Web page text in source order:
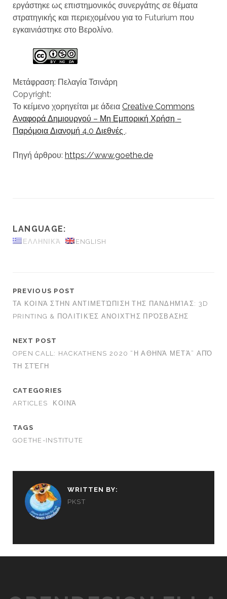
εργάστηκε ως επιστημονικός συνεργάτης σε θέματα
στρατηγικής και περιεχομένου για το Futurium που
εγκαινιάστηκε στο Βερολίνο.
Μετάφραση: Πελαγία Τσινάρη
Copyright:
Το κείμενο χορηγείται με άδεια Creative Commons
Αναφορά Δημιουργού – Μη Εμπορική Χρήση –
Παρόμοια Διανομή 4.0 Διεθνές .
Πηγή άρθρου: https://www.goethe.de
LANGUAGE:
ΕΛΛΗΝΙΚΆ ENGLISH
PREVIOUS POST
ΤΑ ΚΟΙΝΆ ΣΤΗΝ ΑΝΤΙΜΕΤΏΠΙΣΗ ΤΗΣ ΠΑΝΔΗΜΊΑΣ: 3D
PRINTING & ΠΟΛΙΤΙΚΈΣ ΑΝΟΙΧΤΉΣ ΠΡΌΣΒΑΣΗΣ
NEXT POST
OPEN CALL: HACKATHENS 2020 “Η ΑΘΗΝΆ ΜΕΤΆ” ΑΠΌ
ΤΗ ΣΤΈΓΗ
CATEGORIES
ARTICLES
ΚΟΙΝΆ
TAGS
GOETHE-INSTITUTE
WRITTEN BY:
PKST